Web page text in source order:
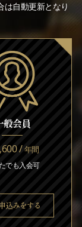
自動更新となり
般会員
/年間
でも入会可
込みをする